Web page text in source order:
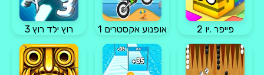
פייפר .יו 2 אופנוע אקסטרים 1 רוץ ילד רוץ 3